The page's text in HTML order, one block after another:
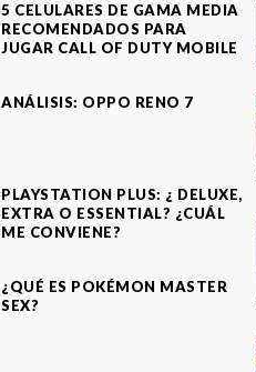
5 CELULARES DE GAMA MEDIA
RECOMENDADOS PARA
JUGAR CALL OF DUTY MOBILE
ANÁLISIS: OPPO RENO 7
PLAYSTATION PLUS: ¿ DELUXE,
EXTRA O ESSENTIAL? ¿CUÁL
ME CONVIENE?
¿QUÉ ES POKÉMON MASTER
SEX?